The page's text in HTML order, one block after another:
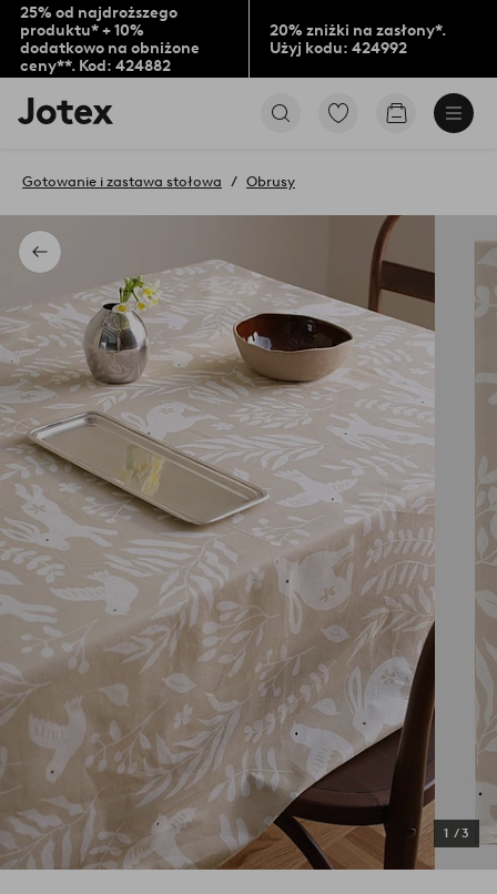
25% od najdroższego
produktu* + 10%
dodatkowo na obniżone
ceny**. Kod: 424882
20% zniżki na zasłony*.
Użyj kodu: 424992
Logo
Jotex
na
stronę
PrzejdźPrzejdź
Powrót
Gotowanie i zastawa stołowa Obrusy
1 /3